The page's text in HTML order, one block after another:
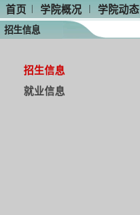
首页 | 学院概况 | 学院动态
招生信息
招生信息
就业信息